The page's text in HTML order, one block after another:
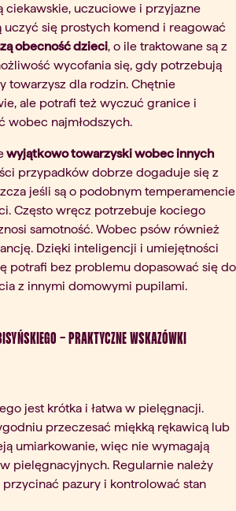
ciekawskie, uczuciowe i przyjazne
uczyć się prostych komend i reagować
obecność dzieci, o ile traktowane są z
wycofania się, gdy potrzebują
towarzysz dla rodzin. Chętnie
ale potrafi też wyczuć granice i
wobec najmłodszych.
wyjątkowo towarzyski wobec innych
przypadków dobrze dogaduje się z
jeśli są o podobnym temperamencie
Często wręcz potrzebuje kociego
samotność. Wobec psów również
Dzięki inteligencji i umiejętności
potrafi bez problemu dopasować się do
z innymi domowymi pupilami.
– praktyczne wskazówki
jest krótka i łatwa w pielęgnacji.
przeczesać miękką rękawicą lub
umiarkowanie, więc nie wymagają
pielęgnacyjnych. Regularnie należy
pazury i kontrolować stan